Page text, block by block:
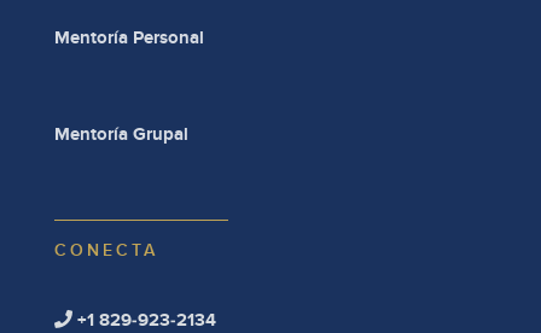
Mentoría Personal
Mentoría Grupal
CONECTA
 +1 829-923-2134